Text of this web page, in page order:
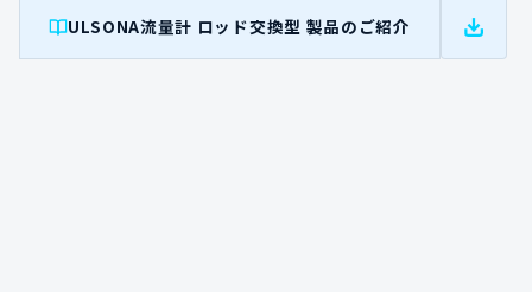
ULSONA流量計 ロッド交換型 製品のご紹介